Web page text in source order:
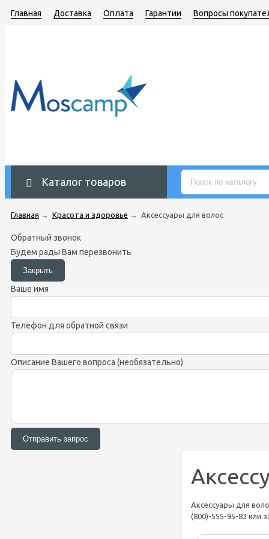
Главная Доставка Оплата Гарантии Вопросы
Каталог товаров
Главная → Красота и здоровье → Аксессуары для волос
Обратный звонок
Будем рады Вам перезвонить
Ваше имя
Телефон для обратной связи
Описание Вашего вопроса (необязательно)
Аксессуары для
(800)-555-95-83 или